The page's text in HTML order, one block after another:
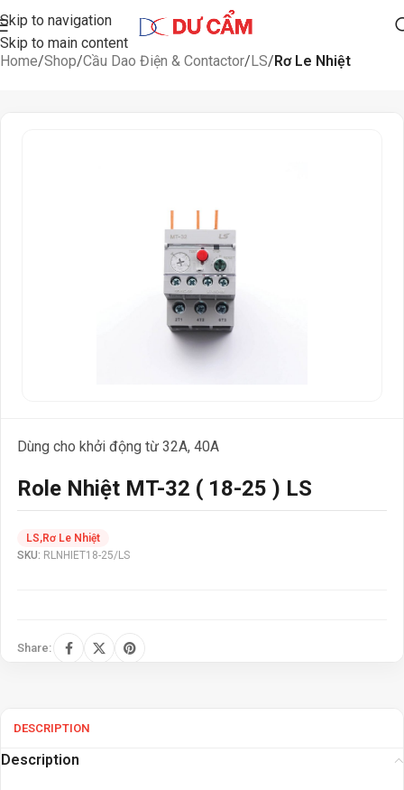
Skip to navigation
Skip to main content
Home Shop Cầu Dao Điện & Contactor LS Rơ Le Nhiệt
Role Nhiệt MT-32 ( 18-25 ) LS
Dùng cho khởi động từ 32A, 40A
SKU: RLNHIET18-25/LS
LS,Rơ Le Nhiệt
Share:
DESCRIPTION
Description